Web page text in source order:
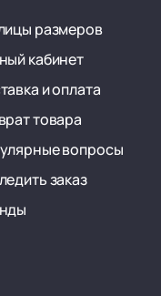
размеров
кабинет
и оплата
товара
вопросы
заказ